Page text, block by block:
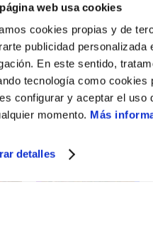
web usa cookies
cookies propias y de
publicidad personalizada
En este sentido,
tecnología como
configurar y aceptar el
momento. Más
detalles
ESTRENOS